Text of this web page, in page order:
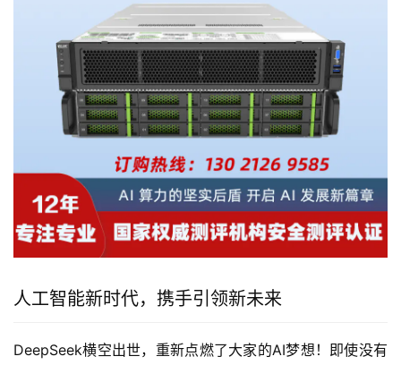
人工智能新时代，携手引领新未来
DeepSeek横空出世，重新点燃了大家的AI梦想！即使没有